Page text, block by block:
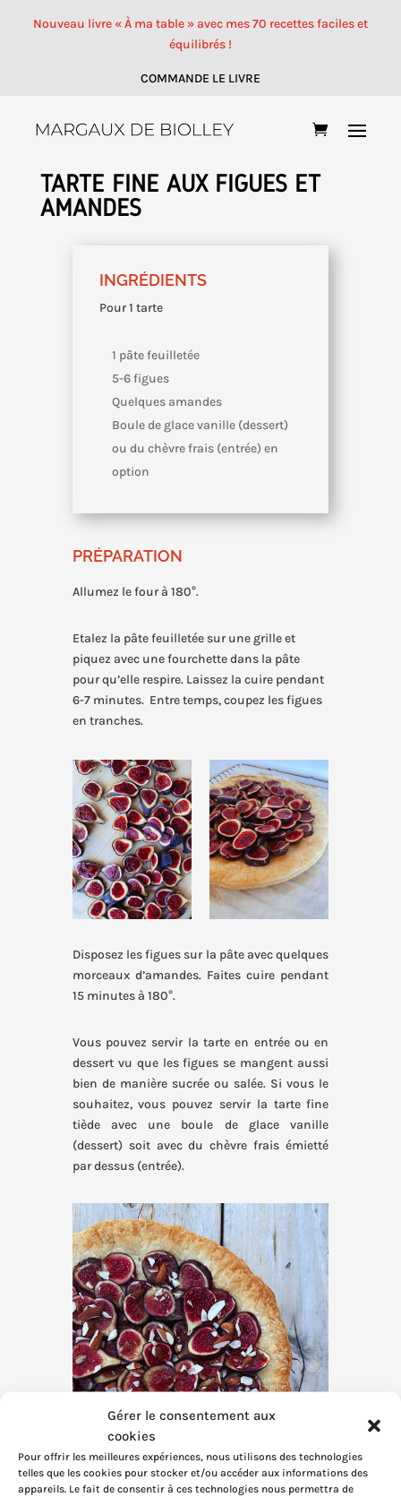
Gérer le consentement aux
cookies
Pour offrir les meilleures expériences, nous utilisons des technologies
telles que les cookies pour stocker et/ou accéder aux informations des
appareils. Le fait de consentir à ces technologies nous permettra de
Nouveau livre « À ma table » avec mes 70 recettes faciles et
équilibrés !
COMMANDE LE LIVRE
TARTE FINE AUX FIGUES ET
AMANDES
INGRÉDIENTS
Pour 1 tarte
1 pâte feuilletée
5-6 figues
Quelques amandes
Boule de glace vanille (dessert)
ou du chèvre frais (entrée) en
option
PRÉPARATION
Allumez le four à 180°.
Etalez la pâte feuilletée sur une grille et
piquez avec une fourchette dans la pâte
pour qu’elle respire. Laissez la cuire pendant
6-7 minutes. Entre temps, coupez les figues
en tranches.
Disposez les figues sur la pâte avec quelques
morceaux d’amandes. Faites cuire pendant
15 minutes à 180°.
Vous pouvez servir la tarte en entrée ou en
dessert vu que les figues se mangent aussi
bien de manière sucrée ou salée. Si vous le
souhaitez, vous pouvez servir la tarte fine
tiède avec une boule de glace vanille
(dessert) soit avec du chèvre frais émietté
par dessus (entrée).